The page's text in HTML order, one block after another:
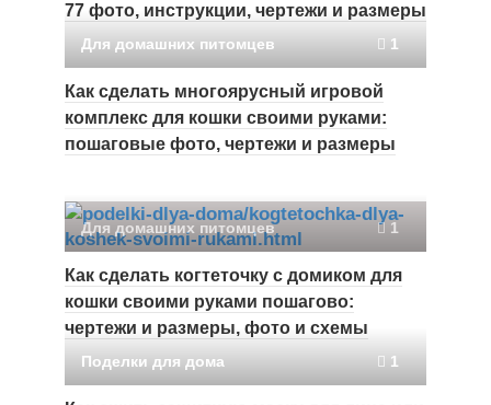
77 фото, инструкции, чертежи и размеры
Для домашних питомцев 1
Как сделать многоярусный игровой
комплекс для кошки своими руками:
пошаговые фото, чертежи и размеры
Для домашних питомцев 1
Как сделать когтеточку с домиком для
кошки своими руками пошагово:
чертежи и размеры, фото и схемы
Поделки для дома 1